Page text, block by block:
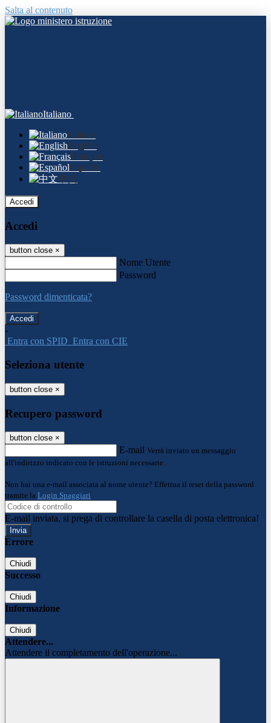
Salta al contenuto
Italiano
Italiano
English
Français
Español
中文
Accedi
Accedi
button close ×
Nome Utente
Password
Password dimenticata?
-
Entra con SPID Entra con CIE
Seleziona utente
button close ×
Recupero password
button close ×
E-mail Verrà inviato un messaggio
all'indirizzo indicato con le istruzioni necessarie.
Non hai una e-mail associata al nome utente? Effettua il reset della password
tramite la Login Spaggiari
E-mail inviata, si prega di controllare la casella di posta elettronica!
Errore
Chiudi
Successo
Chiudi
Informazione
Chiudi
Attendere...
Attendere il completamento dell'operazione...